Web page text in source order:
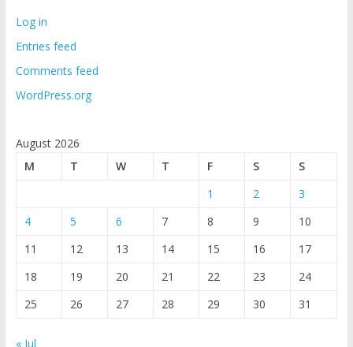
Log in
Entries feed
Comments feed
WordPress.org
August 2026
M
T W T F S
S
1
2
3
4
5 6 7 8 9
10
11
12 13 14 15 16
17
18
19 20 21 22 23
24
25
26 27 28 29 30 31
« Jul